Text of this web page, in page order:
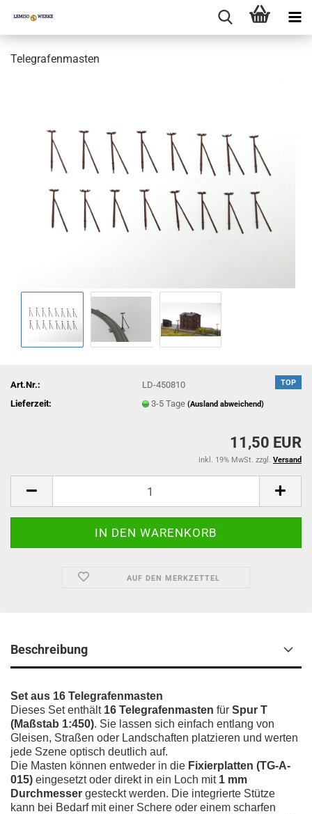
Telegrafenmasten
TOP
Art.Nr.:
LD-450810
Lieferzeit:
3-5 Tage(Ausland abweichend)
11,50 EUR
inkl. 19% MwSt. zzgl. Versand
AUF DEN MERKZETTEL
Beschreibung
Set aus 16 Telegrafenmasten
Dieses Set enthält 16 Telegrafenmasten für Spur T
(Maßstab 1:450). Sie lassen sich einfach entlang von
Gleisen, Straßen oder Landschaften platzieren und werten
jede Szene optisch deutlich auf.
Die Masten können entweder in die Fixierplatten (TG-A-
015) eingesetzt oder direkt in ein Loch mit 1 mm
Durchmesser gesteckt werden. Die integrierte Stütze
kann bei Bedarf mit einer Schere oder einem scharfen